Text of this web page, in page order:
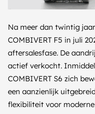
Na meer dan twintig
COMBIVERT F5 in juli
aftersalesfase. De
actief verkocht.
COMBIVERT S6 zich
een aanzienlijk
flexibiliteit voor